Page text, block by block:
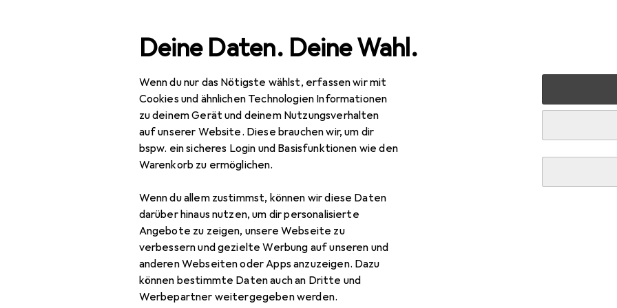
Deine Daten. Deine Wahl.
Wenn du nur das Nötigste wählst, erfassen wir mit
Cookies und ähnlichen Technologien Informationen
zu deinem Gerät und deinem Nutzungsverhalten
auf unserer Website. Diese brauchen wir, um dir
bspw. ein sicheres Login und Basisfunktionen wie den
Warenkorb zu ermöglichen.
Wenn du allem zustimmst, können wir diese Daten
darüber hinaus nutzen, um dir personalisierte
Angebote zu zeigen, unsere Webseite zu
verbessern und gezielte Werbung auf unseren und
anderen Webseiten oder Apps anzuzeigen. Dazu
können bestimmte Daten auch an Dritte und
Werbepartner weitergegeben werden.
Navigation nach Kategorien Gesamtsortiment Mode Damen